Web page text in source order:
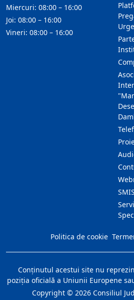
Miercuri: 08:00 – 16:00
Joi: 08:00 – 16:00
Vineri: 08:00 – 16:00
Politica de cookie
Conţinutul acestui site nu
poziţia oficială a Uniunii Europene
Copyright © 2026 Consiliul